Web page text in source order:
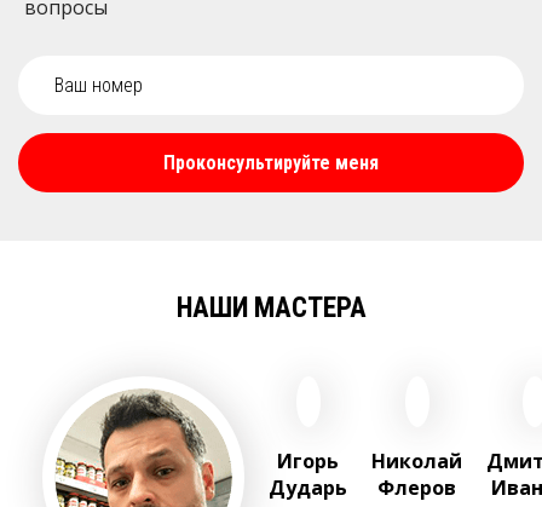
вопросы
Проконсультируйте меня
НАШИ МАСТЕРА
Игорь
Дударь
Николай
Флеров